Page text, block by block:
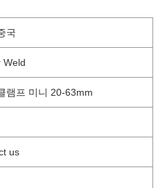
국
Weld
램프 미니 20-63mm
us